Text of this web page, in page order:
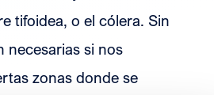
tifoidea, o el cólera. Sin
necesarias si nos
zonas donde se